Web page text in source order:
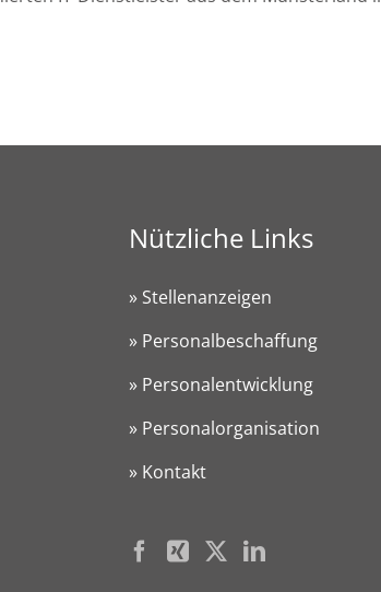
Nützliche Links
» Stellenanzeigen
» Personalbeschaffung
» Personalentwicklung
» Personalorganisation
» Kontakt